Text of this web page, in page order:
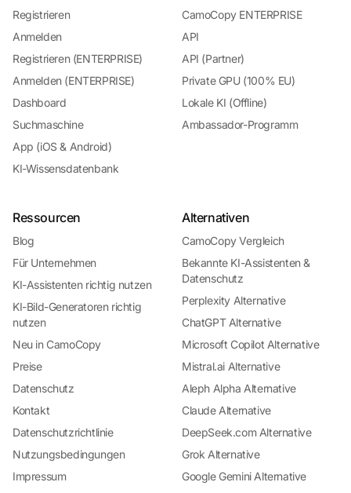
Registrieren
Anmelden
Registrieren (ENTERPRISE)
Anmelden (ENTERPRISE)
Dashboard
Suchmaschine
App (iOS & Android)
KI-Wissensdatenbank
CamoCopy ENTERPRISE
API
API (Partner)
Private GPU (100% EU)
Lokale KI (Offline)
Ambassador-Programm
Ressourcen
Blog
Für Unternehmen
KI-Assistenten richtig nutzen
KI-Bild-Generatoren richtig
nutzen
Neu in CamoCopy
Preise
Datenschutz
Kontakt
Datenschutzrichtlinie
Nutzungsbedingungen
Impressum
Alternativen
CamoCopy Vergleich
Bekannte KI-Assistenten &
Datenschutz
Perplexity Alternative
ChatGPT Alternative
Microsoft Copilot Alternative
Mistral.ai Alternative
Aleph Alpha Alternative
Claude Alternative
DeepSeek.com Alternative
Grok Alternative
Google Gemini Alternative